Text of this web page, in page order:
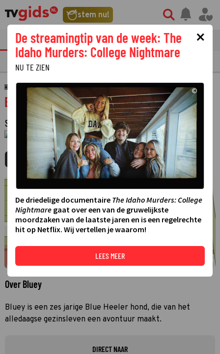
stem nu!
tvgids streaming nieuws
PRIMETIME GEMIST
HOME GIDS BLUEY
Bluey
SERIE · ANIMATIESERIE · 3 SEIZOENEN
1 JANUARI 1970 01:00 - 01:00
MIJNGIDS AGENDA DELEN
Over Bluey
Bluey is een zes jarige Blue Heeler hond, die van het
alledaagse gezinsleven een avontuur maakt.
DIRECT NAAR
×
De streamingtip van de week: The
Idaho Murders: College Nightmare
NU TE ZIEN
©
De driedelige documentaire The Idaho Murders: College
Nightmare gaat over een van de gruwelijkste
moordzaken van de laatste jaren en is een regelrechte
hit op Netflix. Wij vertellen je waarom!
LEES MEER